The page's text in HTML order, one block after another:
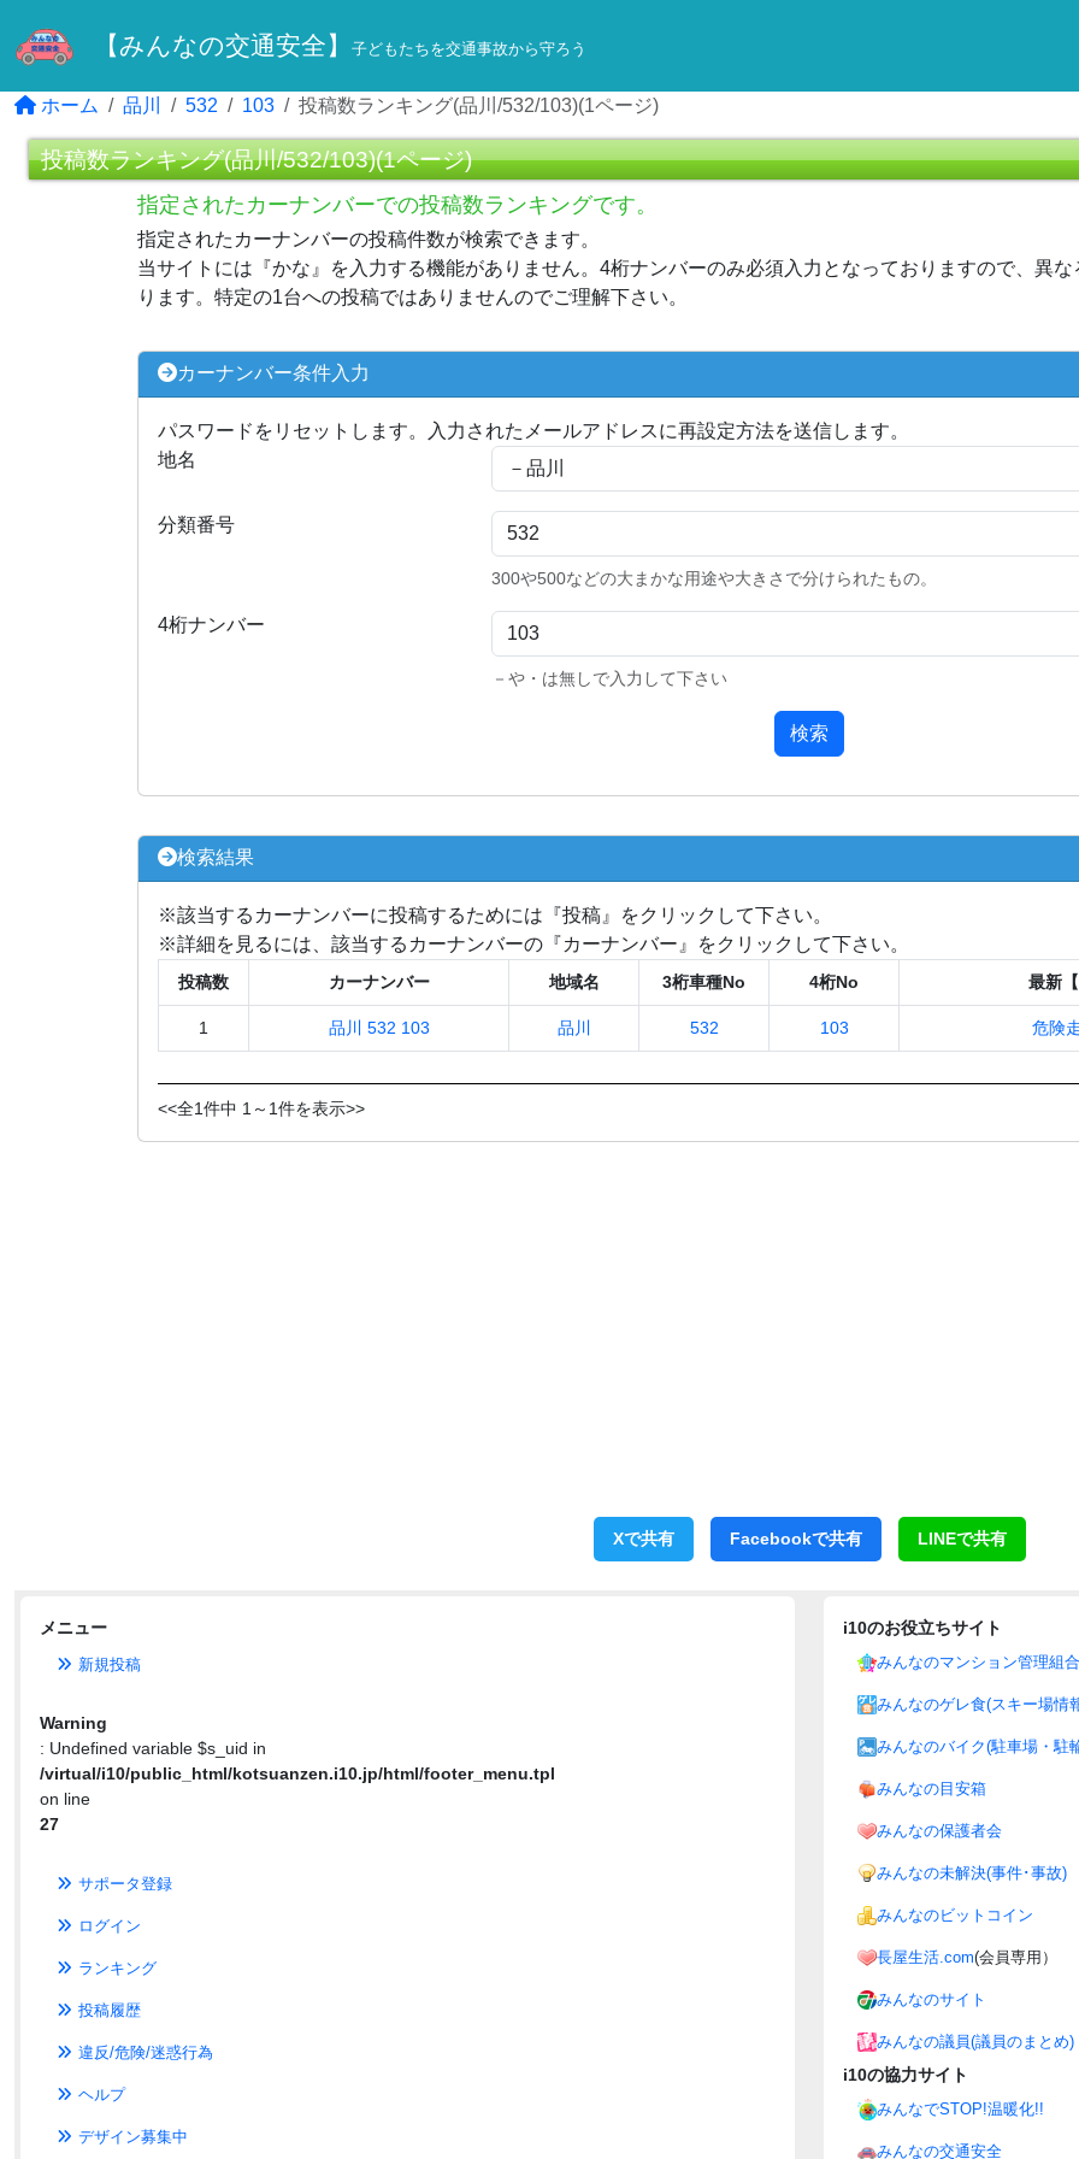
【みんなの交通安全】 子どもたちを交通事故から守ろう
ホーム 品川 532 103 投稿数ランキング(品川/532/103)(1ページ)
投稿数ランキング(品川/532/103)(1ページ)
指定されたカーナンバーでの投稿数ランキングです。
指定されたカーナンバーの投稿件数が検索できます。
当サイトには『かな』を入力する機能がありません。4桁ナンバーのみ必須入力となっておりますので、異
ります。特定の1台への投稿ではありませんのでご理解下さい。
カーナンバー条件入力
パスワードをリセットします。入力されたメールアドレスに再設定方法を送信します。
地名
分類番号
300や500などの大まかな用途や大きさで分けられたもの。
4桁ナンバー
－や・は無しで入力して下さい
検索
検索結果
※該当するカーナンバーに投稿するためには『投稿』をクリックして下さい。
※詳細を見るには、該当するカーナンバーの『カーナンバー』をクリックして下さい。
投稿数 カーナンバー 地域名 3桁車種No 4桁No 最新
1 品川 532 103 品川 532 103 危険
<<全1件中 1～1件を表示>>
Xで共有 Facebookで共有 LINEで共有
メニュー
新規投稿
Warning
: Undefined variable $s_uid in
/virtual/i10/public_html/kotsuanzen.i10.jp/html/footer_menu.tpl
on line
27
サポータ登録
ログイン
ランキング
投稿履歴
違反/危険/迷惑行為
ヘルプ
デザイン募集中
i10のお役立ちサイト
みんなのマンション管理組合
みんなのゲレ食(スキー場情
みんなのバイク(駐車場・駐
みんなの目安箱
みんなの保護者会
みんなの未解決(事件･事故)
みんなのビットコイン
長屋生活.com(会員専用）
みんなのサイト
みんなの議員(議員のまとめ)
i10の協力サイト
みんなでSTOP!温暖化!!
みんなの交通安全